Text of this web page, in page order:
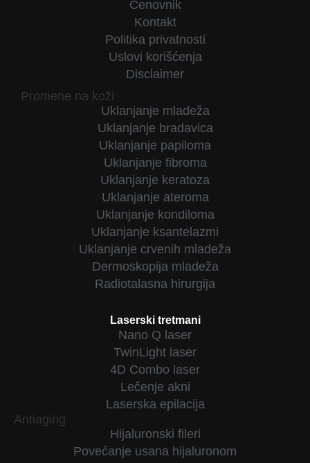
Cenovnik
Kontakt
Politika privatnosti
Uslovi korišćenja
Disclaimer
Promene na koži
Uklanjanje mladeža
Uklanjanje bradavica
Uklanjanje papiloma
Uklanjanje fibroma
Uklanjanje keratoza
Uklanjanje ateroma
Uklanjanje kondiloma
Uklanjanje ksantelazmi
Uklanjanje crvenih mladeža
Dermoskopija mladeža
Radiotalasna hirurgija
Laserski tretmani
Nano Q laser
TwinLight laser
4D Combo laser
Lečenje akni
Laserska epilacija
Antiaging
Hijaluronski fileri
Povećanje usana hijaluronom